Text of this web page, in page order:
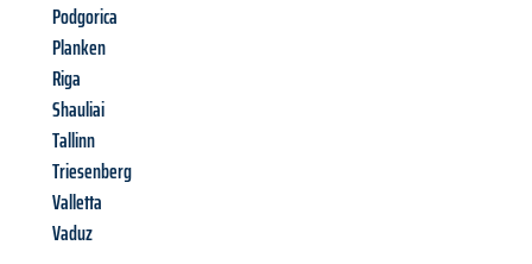
Podgorica
Planken
Riga
Shauliai
Tallinn
Triesenberg
Valletta
Vaduz